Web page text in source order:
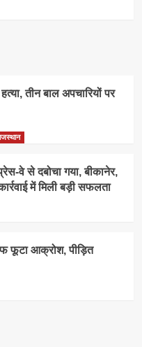
तीन बाल अपचारियों पर
वे से दबोचा गया, बीकानेर,
में मिली बड़ी सफलता
फूटा आक्रोश, पीड़ित